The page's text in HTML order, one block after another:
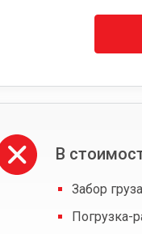
В
Забор
Погрузка-